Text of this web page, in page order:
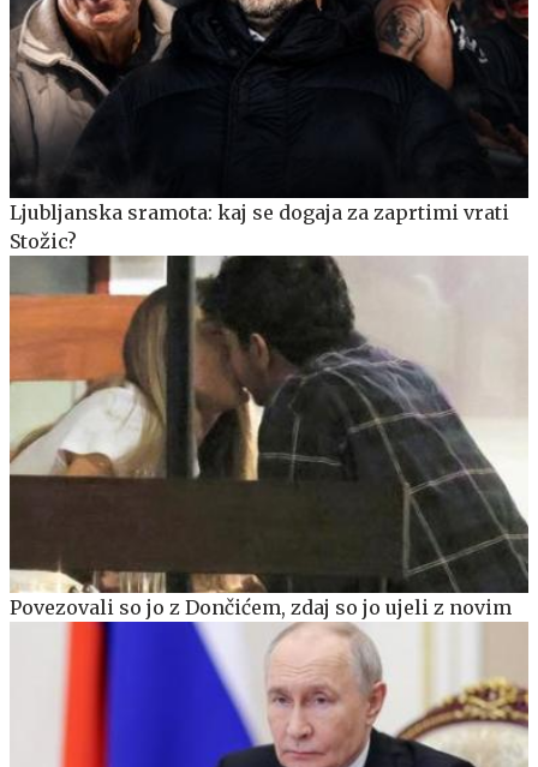
Ljubljanska sramota: kaj se dogaja za zaprtimi vrati
Stožic?
Povezovali so jo z Dončićem, zdaj so jo ujeli z novim